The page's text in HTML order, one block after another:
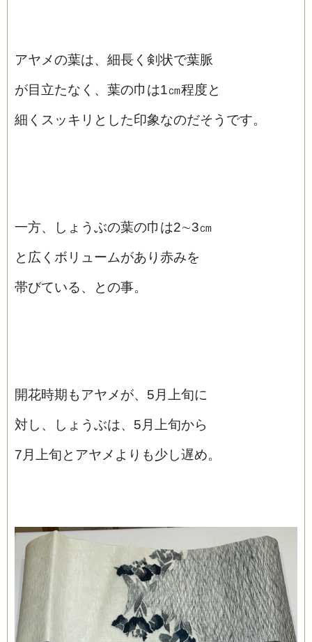
アヤメの葉は、細長く剣状で葉脈
が目立たなく、葉の巾は1㎝程度と
細くスッキリとした印象なのだそうです。
一方、しょうぶの葉の巾は2∼3㎝
と広くボリュームがあり赤みを
帯びている、との事。
開花時期もアヤメが、5月上旬に
対し、しょうぶは、5月上旬から
7月上旬とアヤメよりも少し遅め。